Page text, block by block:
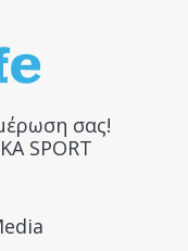
σας!
SPORT